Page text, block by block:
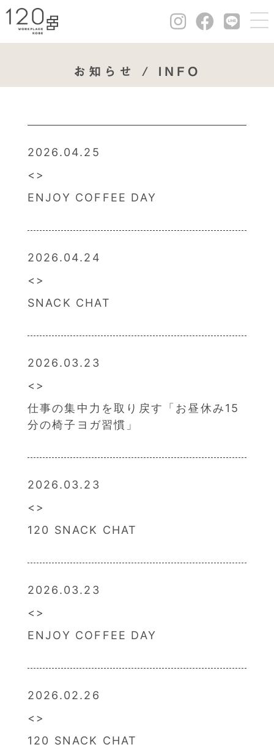
お知らせ / INFO
2026.04.25
ENJOY COFFEE DAY
2026.04.24
SNACK CHAT
2026.03.23
仕事の集中力を取り戻す「お昼休み15
分の椅子ヨガ習慣」
2026.03.23
120 SNACK CHAT
2026.03.23
ENJOY COFFEE DAY
2026.02.26
120 SNACK CHAT